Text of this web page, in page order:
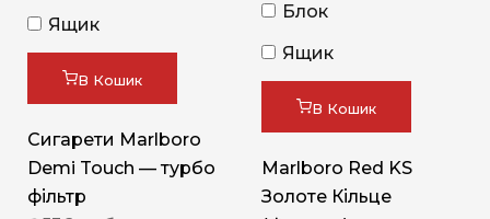
Ящик
В Кошик
Сигарети Marlboro
Demi Touch — турбо
фільтр
Блок
Ящик
В Кошик
Marlboro Red KS
Золоте Кільце